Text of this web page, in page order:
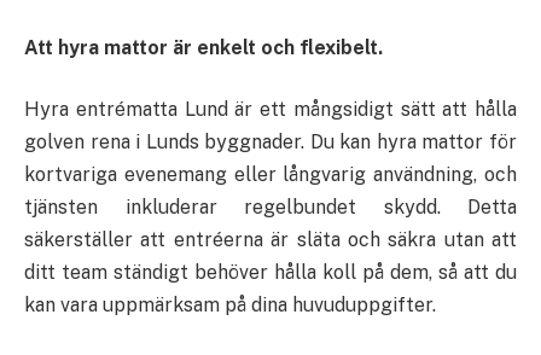
Att hyra mattor är enkelt och flexibelt.
Hyra entrématta Lund är ett mångsidigt sätt att hålla
golven rena i Lunds byggnader. Du kan hyra mattor för
kortvariga evenemang eller långvarig användning, och
tjänsten inkluderar regelbundet skydd. Detta
säkerställer att entréerna är släta och säkra utan att
ditt team ständigt behöver hålla koll på dem, så att du
kan vara uppmärksam på dina huvuduppgifter.